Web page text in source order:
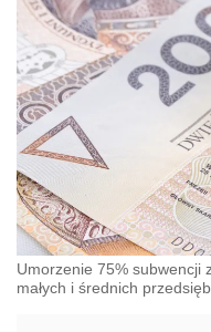
Umorzenie 75% subwencji
małych i średnich